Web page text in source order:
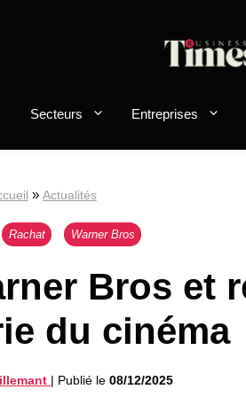
Secteurs Entreprises
» Actualités
Rachat Warner Bros
Bros et
du cinéma
| Publié le08/12/2025